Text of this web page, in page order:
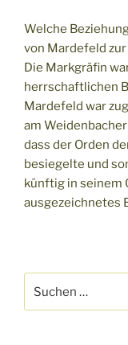
Welche
von Mardefeld
Die Markgräfin
herrschaftlichen
Mardefeld war
am
dass der Orden
besiegelte und
künftig in seinem
ausgezeichnetes
nach: